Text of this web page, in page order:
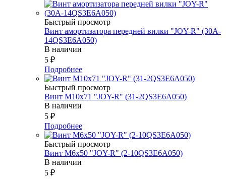
Быстрый просмотр
Винт амортизатора передней вилки "JOY-R" (30A-
14QS3E6A050)
В наличии
5 ₽
Подробнее
Быстрый просмотр
Винт М10х71 "JOY-R" (31-2QS3E6A050)
В наличии
5 ₽
Подробнее
Быстрый просмотр
Винт М6х50 "JOY-R" (2-10QS3E6A050)
В наличии
5 ₽